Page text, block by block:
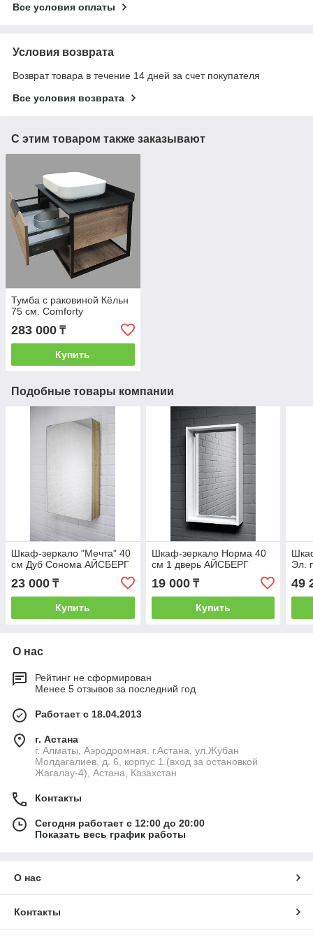
Все условия оплаты
Условия возврата
Возврат товара в течение 14 дней за счет покупателя
Все условия возврата
С этим товаром также заказывают
Тумба с раковиной Кёльн
75 см. Comforty
283 000 ₸
Купить
Подобные товары компании
Шкаф-зеркало "Мечта" 40
см Дуб Сонома АЙСБЕРГ
23 000 ₸
Купить
Шкаф-зеркало Норма 40
см 1 дверь АЙСБЕРГ
19 000₸
Купить
Эл.
49
О нас
Рейтинг не сформирован
Менее 5 отзывов за последний год
Работает с 18.04.2013
г. Астана
г. Алматы, Аэродромная. г.Астана, ул.Жубан
Молдагалиев, д. 6, корпус 1.(вход за остановкой
Жагалау-4), Астана, Казахстан
Контакты
Сегодня работает с 12:00 до 20:00
Показать весь график работы
О нас
Контакты